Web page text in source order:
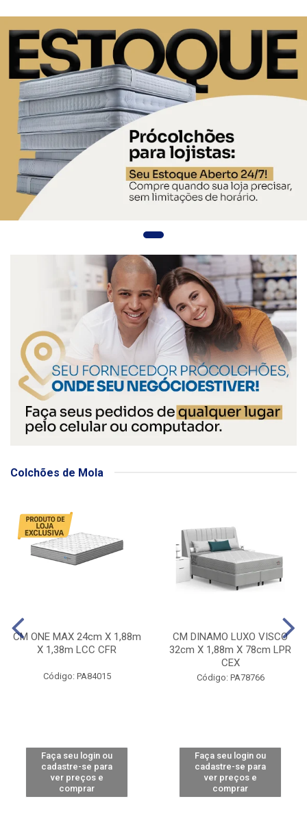
Colchões de Mola
CM ONE MAX 24cm X 1,88m
X 1,38m LCC CFR
Código: PA84015
Faça seu login ou
cadastre-se para
ver preços e
comprar
CM DINAMO LUXO VISCO
32cm X 1,88m X 78cm LPR
CEX
Código: PA78766
Faça seu login ou
cadastre-se para
ver preços e
comprar